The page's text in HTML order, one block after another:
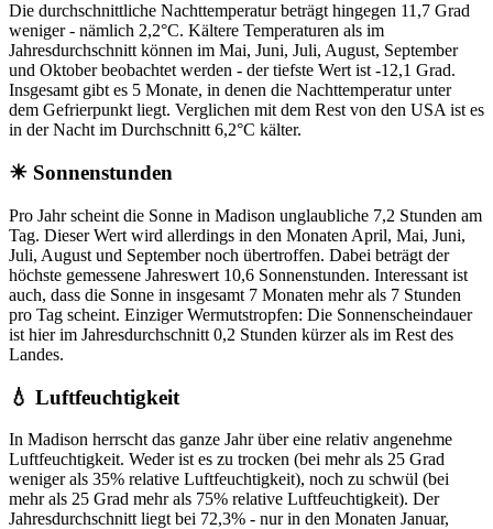
Die durchschnittliche Nachttemperatur beträgt hingegen 11,7 Grad
weniger - nämlich 2,2°C. Kältere Temperaturen als im
Jahresdurchschnitt können im Mai, Juni, Juli, August, September
und Oktober beobachtet werden - der tiefste Wert ist -12,1 Grad.
Insgesamt gibt es 5 Monate, in denen die Nachttemperatur unter
dem Gefrierpunkt liegt. Verglichen mit dem Rest von den USA ist es
in der Nacht im Durchschnitt 6,2°C kälter.
☀ Sonnenstunden
Pro Jahr scheint die Sonne in Madison unglaubliche 7,2 Stunden am
Tag. Dieser Wert wird allerdings in den Monaten April, Mai, Juni,
Juli, August und September noch übertroffen. Dabei beträgt der
höchste gemessene Jahreswert 10,6 Sonnenstunden. Interessant ist
auch, dass die Sonne in insgesamt 7 Monaten mehr als 7 Stunden
pro Tag scheint. Einziger Wermutstropfen: Die Sonnenscheindauer
ist hier im Jahresdurchschnitt 0,2 Stunden kürzer als im Rest des
Landes.
💧 Luftfeuchtigkeit
In Madison herrscht das ganze Jahr über eine relativ angenehme
Luftfeuchtigkeit. Weder ist es zu trocken (bei mehr als 25 Grad
weniger als 35% relative Luftfeuchtigkeit), noch zu schwül (bei
mehr als 25 Grad mehr als 75% relative Luftfeuchtigkeit). Der
Jahresdurchschnitt liegt bei 72,3% - nur in den Monaten Januar,